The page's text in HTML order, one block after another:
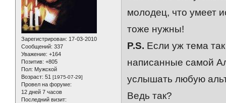
Зарегистрирован: 17-03-2010
Сообщений: 337
Уважение: +164
Позитив: +805
Пол: Мужской
Возраст: 51 [1975-07-29]
Провел на форуме:
12 дней 7 часов
Последний визит:
молодец, что умеет
тоже нужны!
P.S. Если уж тема
написанные самой
услышать любую
Ведь так?